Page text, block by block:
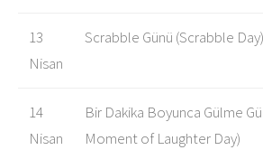
13
Nisan
Scrabble Günü (Scrabble Day)
14
Nisan
Bir Dakika Boyunca Gülme
Moment of Laughter Day)